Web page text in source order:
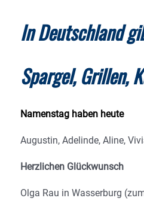
In Deutschland
Spargel, Grillen,
Namenstag haben heute
Augustin, Adelinde, Aline,
Herzlichen Glückwunsch
Olga Rau in Wasserburg